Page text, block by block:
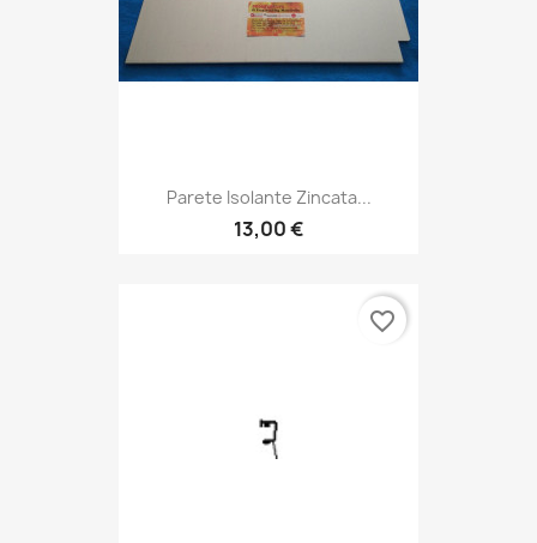
Parete Isolante Zincata...
13,00 €
favorite_border